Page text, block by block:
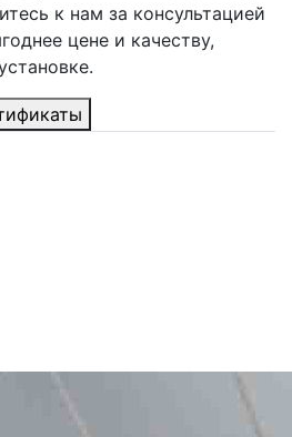
к нам за консультацией
цене и качеству,